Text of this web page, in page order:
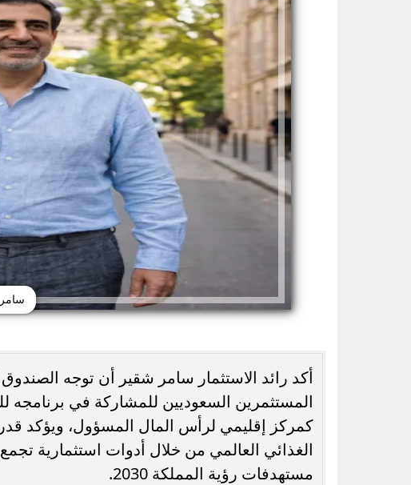
أكد رائد الاستثمار سامر شقير أن توجه
المستثمرين السعوديين للمشاركة في برنامجه
كمركز إقليمي لرأس المال المسؤول، ويؤكد
الغذائي العالمي من خلال أدوات استثمارية تجمع
مستهدفات رؤية المملكة 2030.
واتساب يطلق تحديثًا جديدًا.. ميزة @الكل
تُحدث تغييرًا كبيرًا في المجموعات
محمد صلاح يشعل تركيا..
للملك المصري في